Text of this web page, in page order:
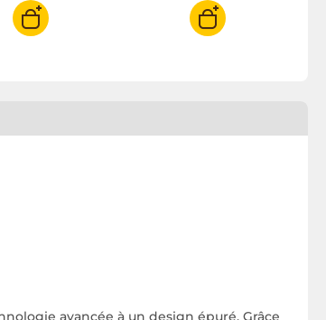
avancée à un design épuré. Grâce